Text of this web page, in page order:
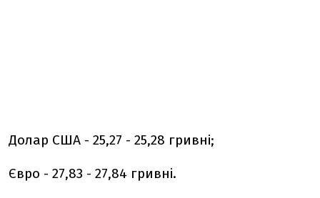
Долар США - 25,27 - 25,28 гривні;
Євро - 27,83 - 27,84 гривні.